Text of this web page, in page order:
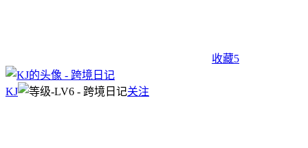
收藏5
KJ 关注